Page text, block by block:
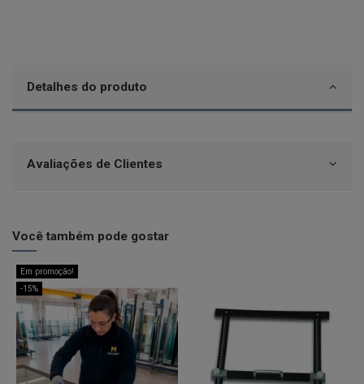
Detalhes do produto
Avaliações de Clientes
Você também pode gostar
Em promoção!
-15%